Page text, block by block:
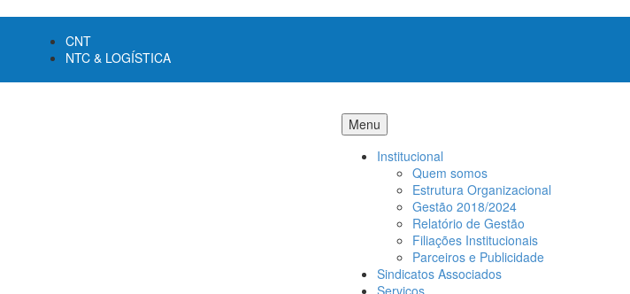
CNT
NTC & LOGÍSTICA
Menu
Institucional
Quem somos
Estrutura Organizacional
Gestão 2018/2024
Relatório de Gestão
Filiações Institucionais
Parceiros e Publicidade
Sindicatos Associados